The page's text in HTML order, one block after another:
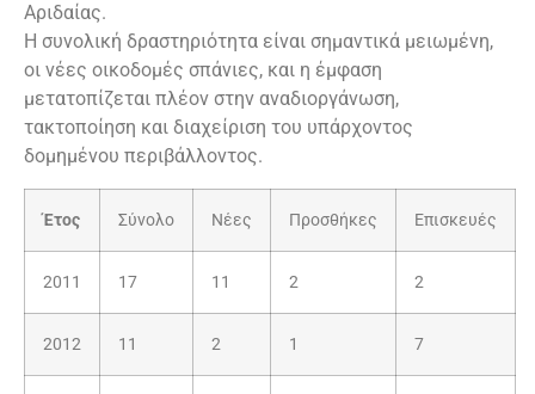
Αριδαίας.
Η συνολική δραστηριότητα είναι σημαντικά μειωμένη,
οι νέες οικοδομές σπάνιες, και η έμφαση
μετατοπίζεται πλέον στην αναδιοργάνωση,
τακτοποίηση και διαχείριση του υπάρχοντος
δομημένου περιβάλλοντος.
Έτος Σύνολο Νέες Προσθήκες Επισκευές
2011 17 11 2 2
2012 11 2 1 7